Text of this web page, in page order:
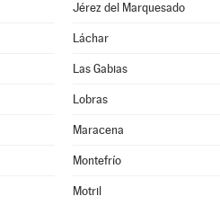
Jérez del Marquesado
Láchar
Las Gabias
Lobras
Maracena
Montefrío
Motril